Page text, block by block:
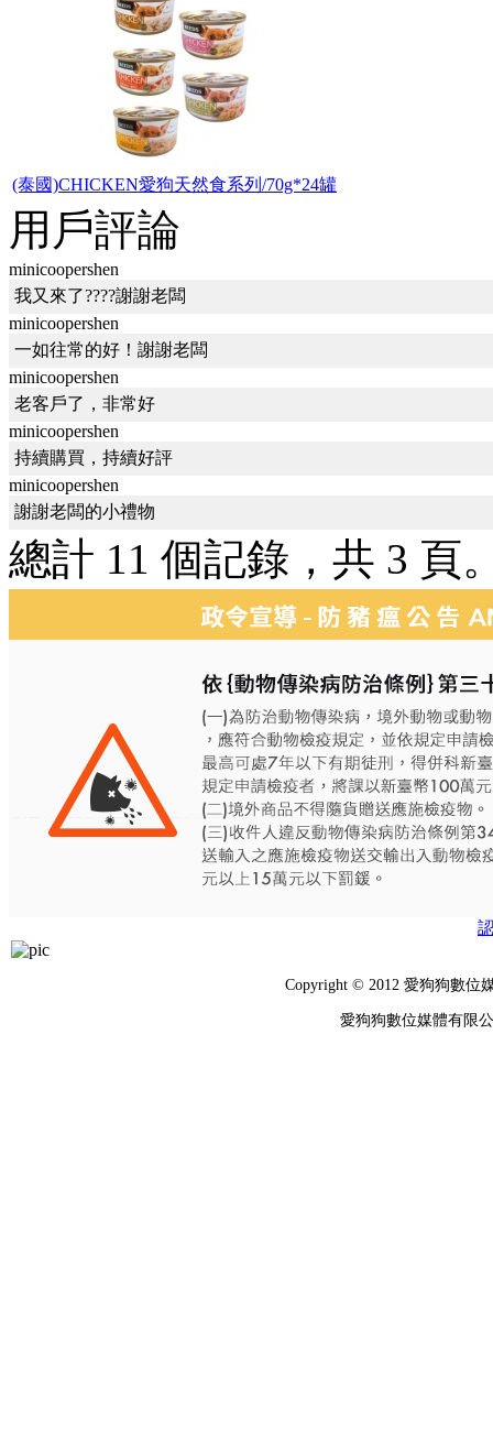
(泰國)CHICKEN愛狗天然食系列/70g*24罐
用戶評論
minicoopershen
我又來了????謝謝老闆
minicoopershen
一如往常的好！謝謝老闆
minicoopershen
老客戶了，非常好
minicoopershen
持續購買，持續好評
minicoopershen
謝謝老闆的小禮物
總計 11 個記錄，共 3 頁
Copyright © 2012 愛狗狗數位
愛狗狗數位媒體有限